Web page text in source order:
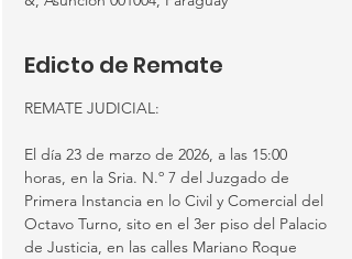
Edicto de Remate
REMATE JUDICIAL:
El día 23 de marzo de 2026, a las 15:00
horas, en la Sria. N.º 7 del Juzgado de
Primera Instancia en lo Civil y Comercial del
Octavo Turno, sito en el 3er piso del Palacio
de Justicia, en las calles Mariano Roque